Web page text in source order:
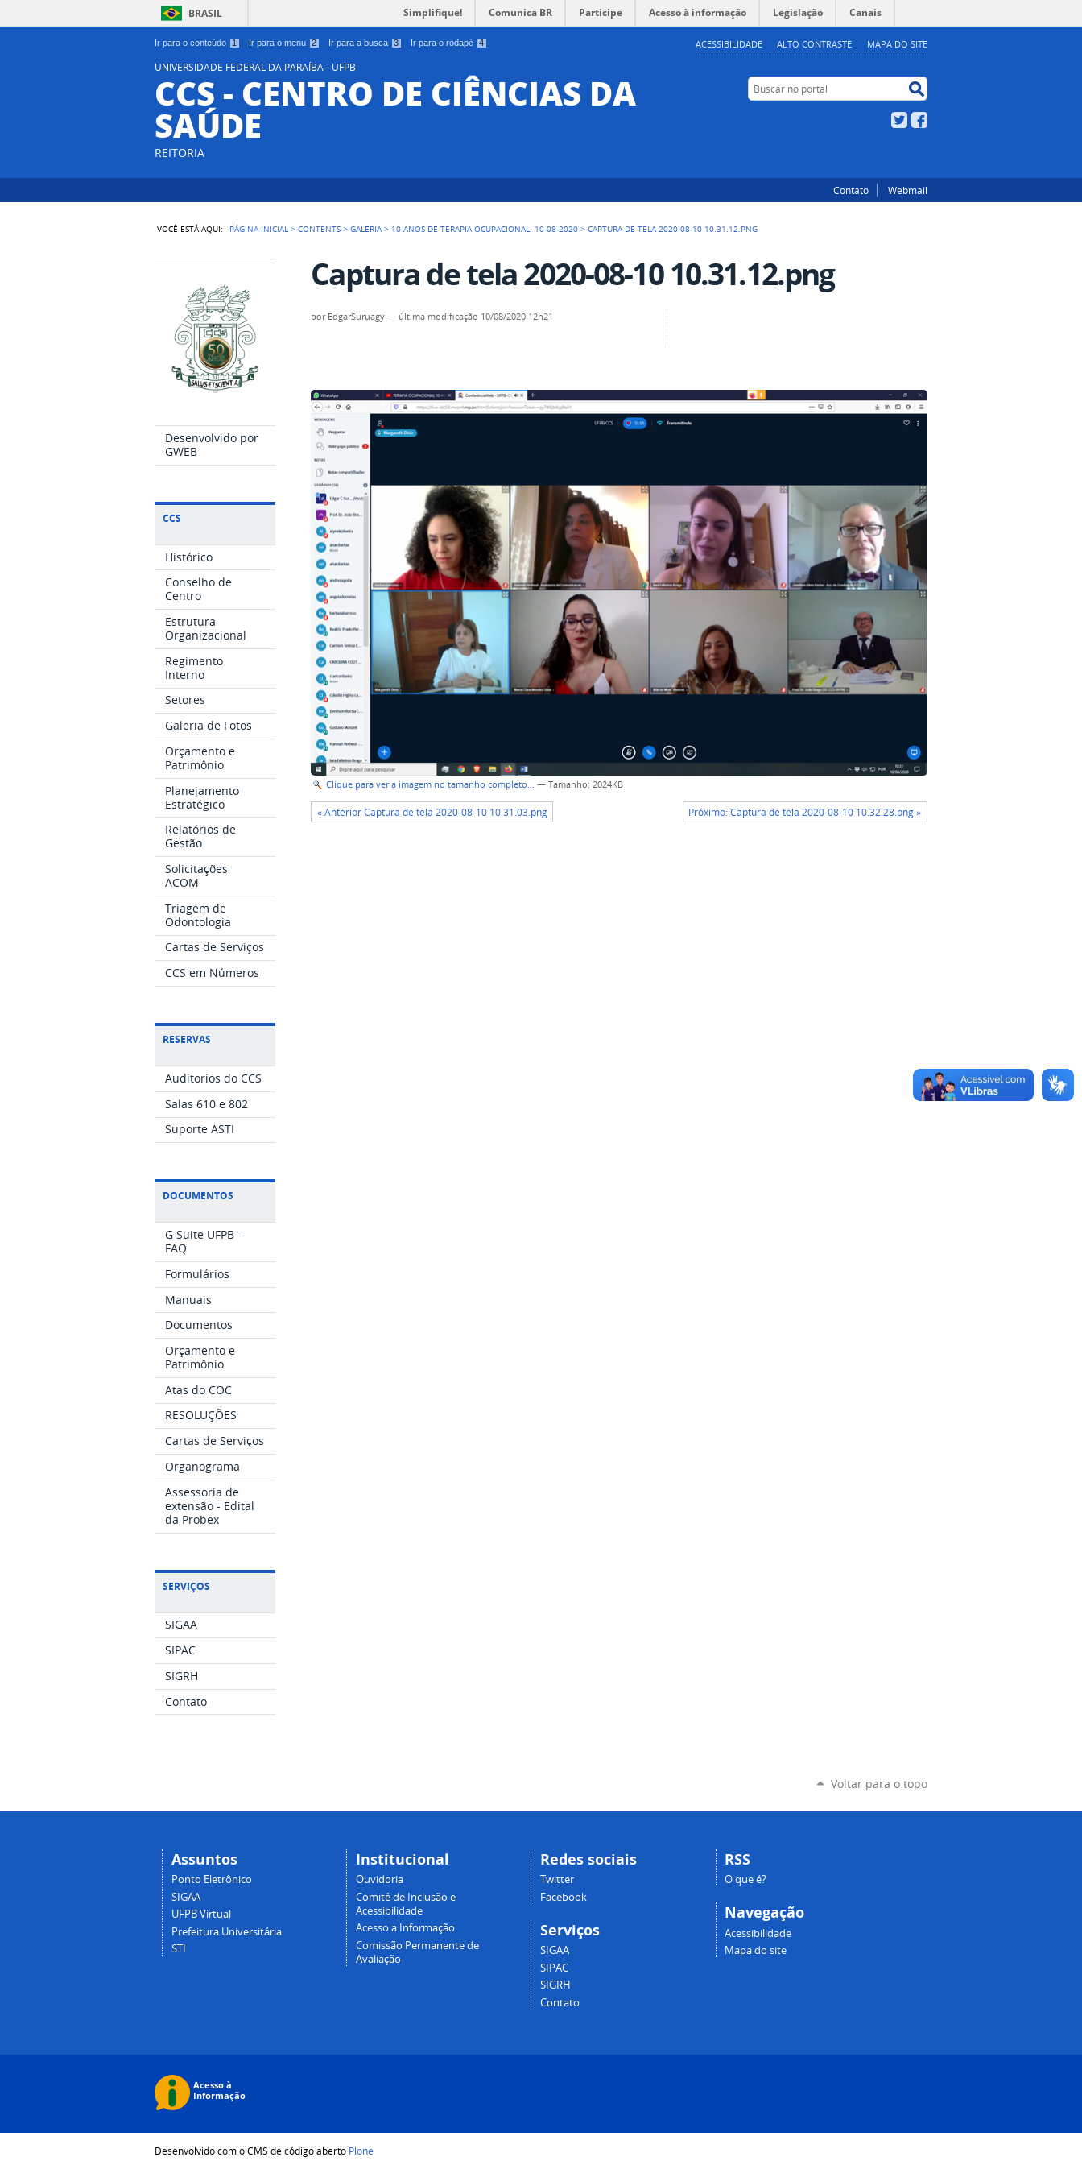
Ir para o conteúdo 1 Ir para o menu 2 Ir para a busca 3 Ir para o rodapé 4 ACESSIBILIDADE ALTO CONTRASTE MAPA DO SITE
BRASIL Simplifique! Comunica BR Participe Acesso à informação Legislação Canais
UNIVERSIDADE FEDERAL DA PARAÍBA - UFPB
CCS - CENTRO DE CIÊNCIAS DA
SAÚDE
REITORIA
Buscar no portal
Twitter
Contato Webmail
VOCÊ ESTÁ AQUI: PÁGINA INICIAL >CONTENTS >GALERIA > 10 ANOS DE TERAPIA OCUPACIONAL. 10-08-2020 >CAPTURA DE TELA 2020-08-10 10.31.12.PNG
Desenvolvido por
GWEB
CCS
Histórico
Conselho de
Centro
Estrutura
Organizacional
Regimento
Interno
Setores
Galeria de Fotos
Orçamento e
Patrimônio
Planejamento
Estratégico
Relatórios de
Gestão
Solicitações
ACOM
Triagem de
Odontologia
Cartas de Serviços
CCS em Números
RESERVAS
Auditorios do CCS
Salas 610 e 802
Suporte ASTI
DOCUMENTOS
G Suite UFPB -
FAQ
Formulários
Manuais
Documentos
Orçamento e
Patrimônio
Atas do COC
RESOLUÇÕES
Cartas de Serviços
Organograma
Assessoria de
extensão - Edital
da Probex
SERVIÇOS
SIGAA
SIPAC
SIGRH
Contato
Captura de tela 2020-08-10 10.31.12.png
por EdgarSuruagy — última modificação 10/08/2020 12h21
Clique para ver a imagem no tamanho completo… —Tamanho: 2024KB
« Anterior Captura de tela 2020-08-10 10.31.03.png Próximo: Captura de tela 2020-08-10 10.32.28.png »
Voltar para o topo
Assuntos
Ponto Eletrônico
SIGAA
UFPB Virtual
Prefeitura Universitária
STI
Institucional
Ouvidoria
Comitê de Inclusão e
Acessibilidade
Acesso a Informação
Comissão Permanente de
Avaliação
Redes sociais
Twitter
Facebook
Serviços
SIGAA
SIPAC
SIGRH
Contato
RSS
O que é?
Navegação
Acessibilidade
Mapa do site
Desenvolvido com o CMS de código aberto Plone